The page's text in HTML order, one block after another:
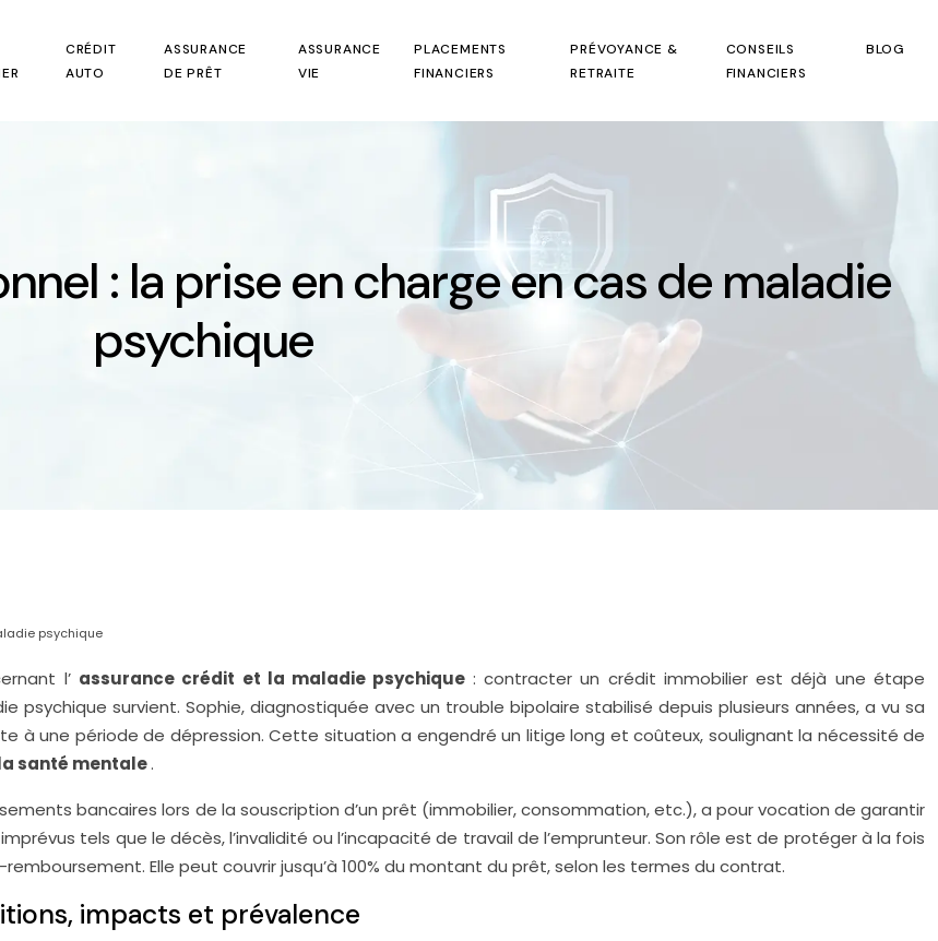
CRÉDIT
AUTO
ASSURANCE
DE PRÊT
ASSURANCE
VIE
PLACEMENTS
FINANCIERS
PRÉVOYANCE &
RETRAITE
CONSEILS
FINANCIERS
BLOG
: la prise en charge en cas de maladie
psychique
psychique
l’ assurance crédit et la maladie psychique : contracter un crédit immobilier est déjà une étape
psychique survient. Sophie, diagnostiquée avec un trouble bipolaire stabilisé depuis plusieurs années, a vu sa
à une période de dépression. Cette situation a engendré un litige long et coûteux, soulignant la nécessité de
santé mentale.
bancaires lors de la souscription d’un prêt (immobilier, consommation, etc.), a pour vocation de garantir
tels que le décès, l’invalidité ou l’incapacité de travail de l’emprunteur. Son rôle est de protéger à la fois
Elle peut couvrir jusqu’à 100% du montant du prêt, selon les termes du contrat.
impacts et prévalence